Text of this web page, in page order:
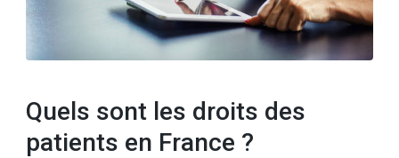
Quels sont les droits des
patients en France ?